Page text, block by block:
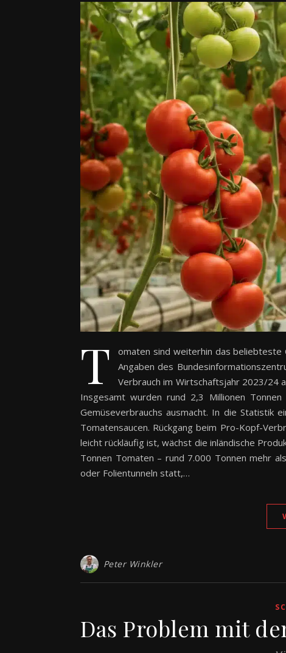
T
omaten sind weiterhin das beliebteste
Angaben des
Verbrauch im Wirtschaftsjahr 2023/24
Insgesamt wurden rund 2,3 Millionen
Gemüseverbrauchs ausmacht. In die Statistik
Tomatensaucen. Rückgang beim Pro-Kopf-
leicht rückläufig ist, wächst die inländische
Tonnen Tomaten – rund 7.000 Tonnen mehr
oder Folientunneln statt,…
Peter Winkler
Das Problem mit